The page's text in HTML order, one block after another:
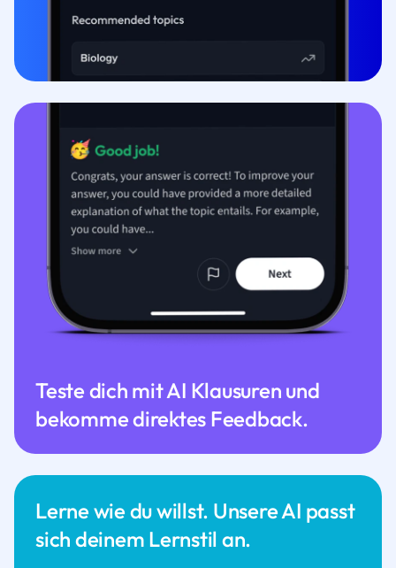
Lerne wie du willst. Unsere AI passt
sich deinem Lernstil an.
Teste dich mit AI Klausuren und
bekomme direktes Feedback.